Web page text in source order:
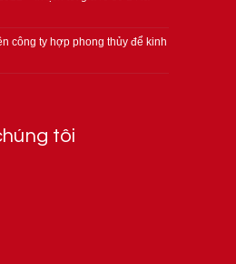
công ty hợp phong thủy để kinh
tôi